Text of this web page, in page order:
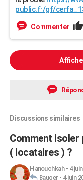
public.fr/gf/
Commenter
Discussions similaires
Comment isoler
( locataires ) ?
Hanouchkah- 4
Bauger- 4 juin